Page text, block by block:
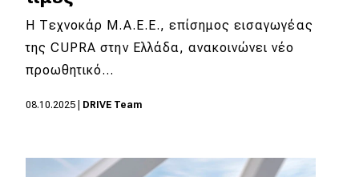
eDRIVE
DRIVE USED
Η Τεχνοκάρ Μ.Α.Ε.Ε., επίσημος εισαγωγέας
της CUPRA στην Ελλάδα, ανακοινώνει νέο
προωθητικό…
08.10.2025 DRIVE Team